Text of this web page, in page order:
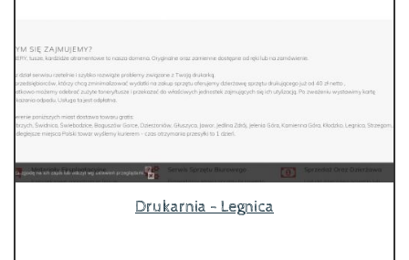
Drukarnia - Legnica